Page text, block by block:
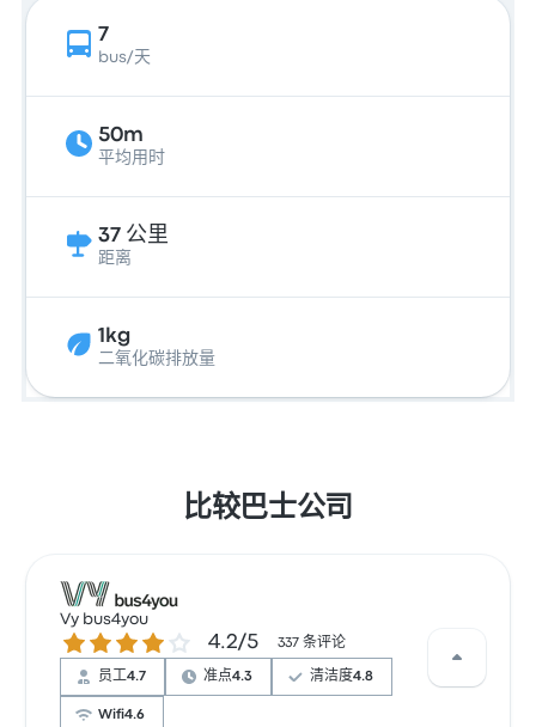
7
bus/天
50m
平均用时
37 公里
距离
1kg
二氧化碳排放量
比较巴士公司
Vy bus4you
4.2 / 5 星 4.2/5 337 条评论
员工4.7 准点4.3 清洁度4.8
Wifi4.6